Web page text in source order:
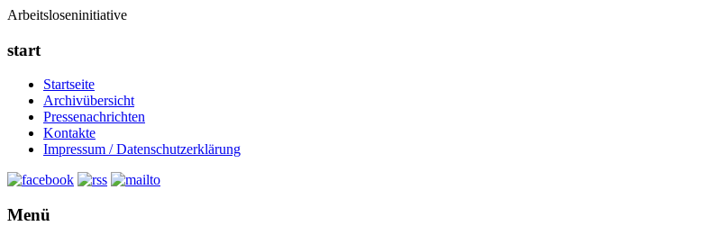
Arbeitsloseninitiative
start
Startseite
Archivübersicht
Pressenachrichten
Kontakte
Impressum / Datenschutzerklärung
Menü